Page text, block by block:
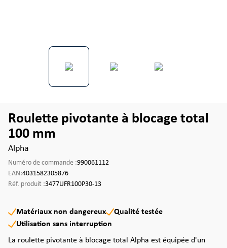
Roulette pivotante à blocage total
100 mm
Alpha
Numéro de commande :990061112
EAN:4031582305876
Réf. produit :3477UFR100P30-13
Matériaux non dangereux
Qualité testée
Utilisation sans interruption
La roulette pivotante à blocage total Alpha est équipée d'un